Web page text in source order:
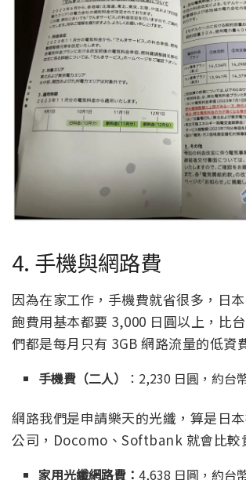
4. 手機與網路費
因為在家工作，手機費就省很多，日
飽費用基本都要 3,000 日圓以上，比
們都是每月只有 3GB 網路流量的低資
手機費（二人） ：2,230 日圓，約台
網路我們是申請樂天的光纖，算是日
公司，Docomo、Softbank 就會比較
家用光纖網路費：4,638 日圓，約台